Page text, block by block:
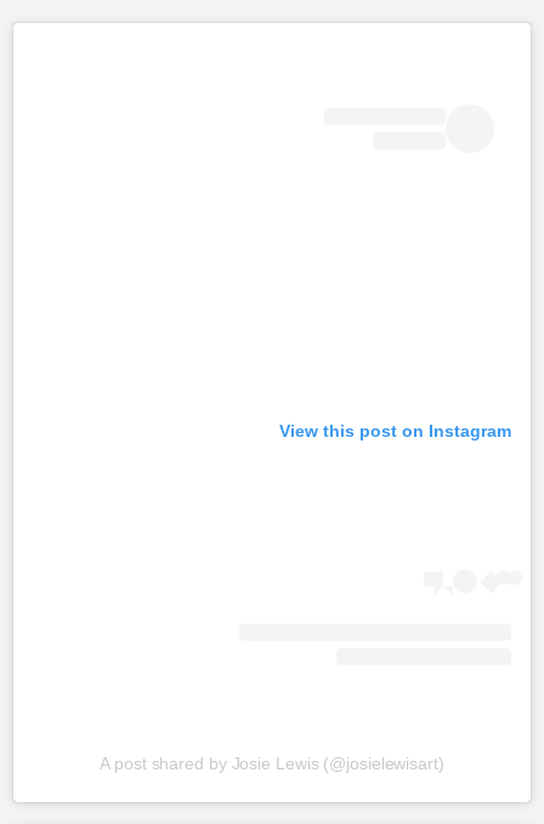
View this post on Instagram
A post shared by Josie Lewis (@josielewisart)